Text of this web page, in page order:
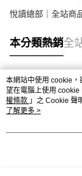
悅讀總部｜全站商
本分類熱銷全
熱門標籤
本網站中使用 cookie
望在電腦上使用
權條款 」之 Cookie 聲
用條款之 Cookie 聲明
了解更多 >